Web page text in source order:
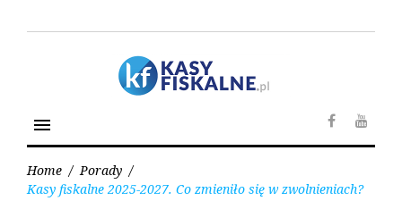
menu
F
c
Y
u
Home / Porady /
Kasy fiskalne 2025-2027. Co zmieniło się w zwolnieniach?